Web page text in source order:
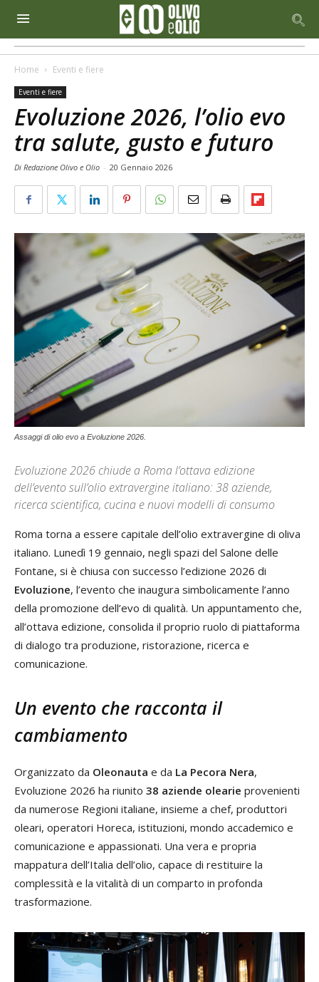
Home Eventi e fiere
Eventi e fiere
Evoluzione 2026, l’olio evo
tra salute, gusto e futuro
Di Redazione Olivo e Olio - 20 Gennaio 2026
Assaggi di olio evo a Evoluzione 2026.
Evoluzione 2026 chiude a Roma l’ottava edizione
dell’evento sull’olio extravergine italiano: 38 aziende,
ricerca scientifica, cucina e nuovi modelli di consumo
Roma torna a essere capitale dell’olio extravergine di oliva
italiano. Lunedì 19 gennaio, negli spazi del Salone delle
Fontane, si è chiusa con successo l’edizione 2026 di
Evoluzione, l’evento che inaugura simbolicamente l’anno
della promozione dell’evo di qualità. Un appuntamento che,
all’ottava edizione, consolida il proprio ruolo di piattaforma
di dialogo tra produzione, ristorazione, ricerca e
comunicazione.
Un evento che racconta il
cambiamento
Organizzato da Oleonauta e da La Pecora Nera,
Evoluzione 2026 ha riunito 38 aziende olearie provenienti
da numerose Regioni italiane, insieme a chef, produttori
oleari, operatori Horeca, istituzioni, mondo accademico e
comunicazione e appassionati. Una vera e propria
mappatura dell’Italia dell’olio, capace di restituire la
complessità e la vitalità di un comparto in profonda
trasformazione.